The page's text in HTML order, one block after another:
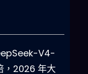
V4-
，2026 年大